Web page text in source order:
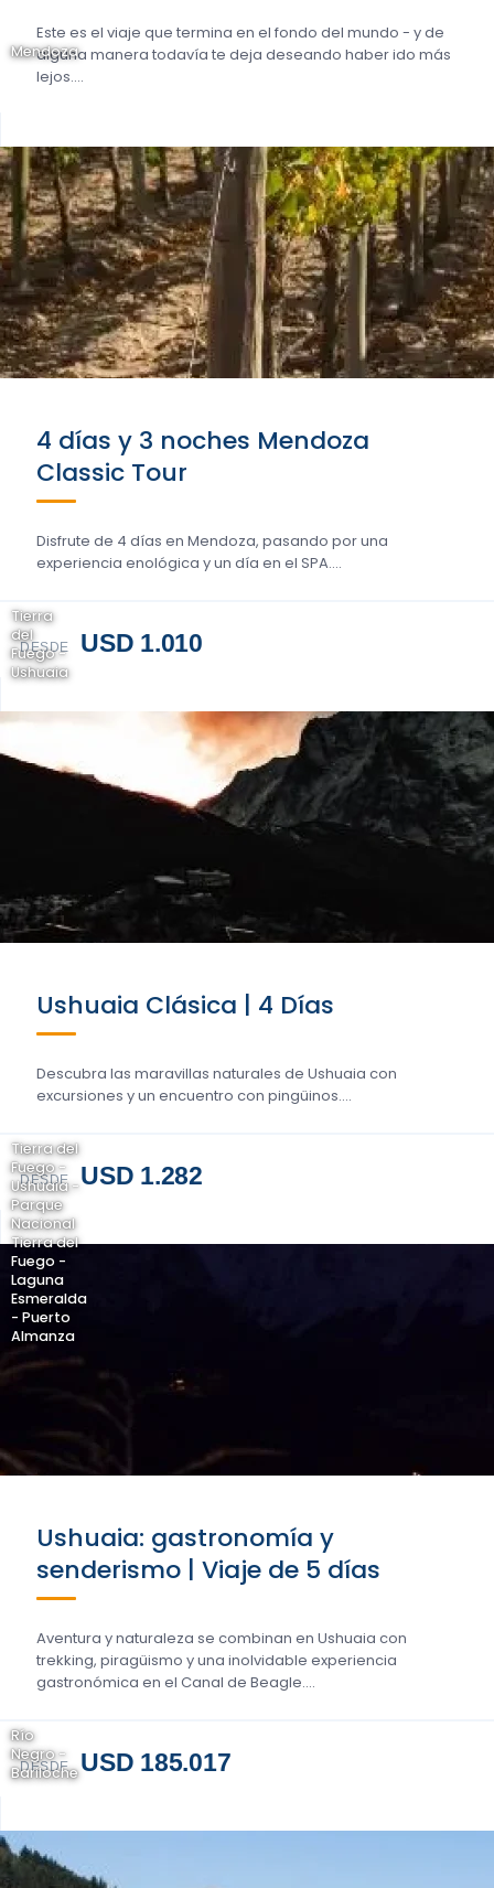
Este es el viaje que termina en el fondo del mundo - y de
alguna manera todavía te deja deseando haber ido más
lejos....
Mendoza
4 días y 3 noches Mendoza
Classic Tour
Disfrute de 4 días en Mendoza, pasando por una
experiencia enológica y un día en el SPA....
DESDE USD 1.010
Tierra
del
Fuego -
Ushuaia
Ushuaia Clásica | 4 Días
Descubra las maravillas naturales de Ushuaia con
excursiones y un encuentro con pingüinos....
DESDE USD 1.282
Tierra del
Fuego -
Ushuaia -
Parque
Nacional
Tierra del
Fuego -
Laguna
Esmeralda
- Puerto
Almanza
Ushuaia: gastronomía y
senderismo | Viaje de 5 días
Aventura y naturaleza se combinan en Ushuaia con
trekking, piragüismo y una inolvidable experiencia
gastronómica en el Canal de Beagle....
DESDE USD 185.017
Río
Negro -
Bariloche